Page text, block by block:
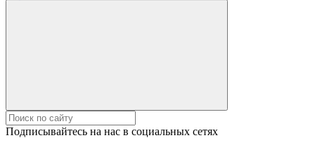
Подписывайтесь на нас в социальных сетях